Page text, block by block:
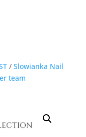
/ Slowianka Nail
team